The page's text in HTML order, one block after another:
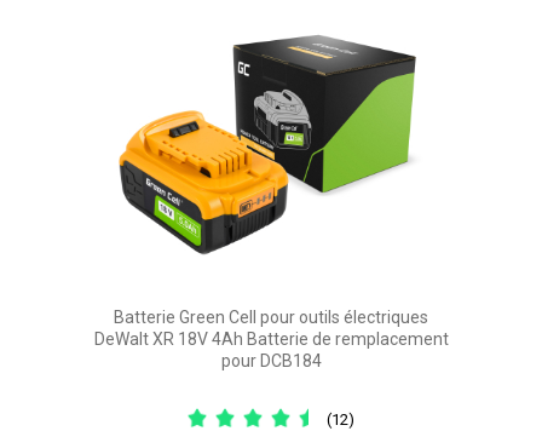
Batterie Green Cell pour outils électriques
DeWalt XR 18V 4Ah Batterie de remplacement
pour DCB184
(12)